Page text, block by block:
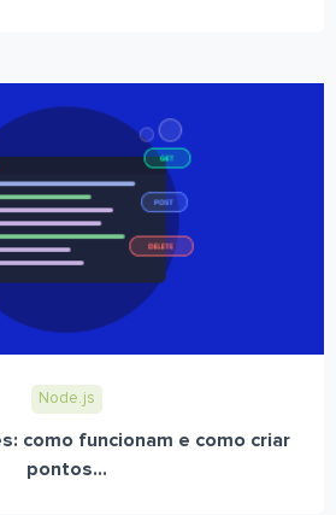
Node.js
como funcionam e como criar
pontos...